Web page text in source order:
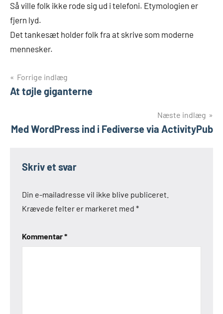
Så ville folk ikke rode sig ud i telefoni. Etymologien er
fjern lyd.
Det tankesæt holder folk fra at skrive som moderne
mennesker.
Indlægsnavigation
Forrige indlæg
At tøjle giganterne
Næste indlæg
Med WordPress ind i Fediverse via ActivityPub
Skriv et svar
Din e-mailadresse vil ikke blive publiceret.
Krævede felter er markeret med *
Kommentar*